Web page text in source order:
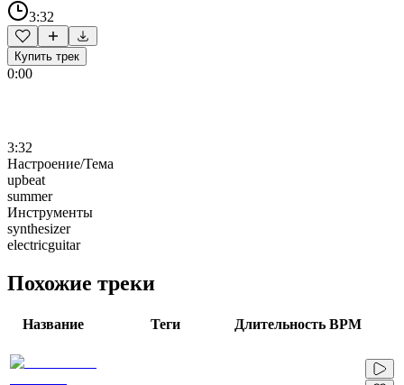
3:32
Купить трек
0:00
3:32
Настроение/Тема
upbeat
summer
Инструменты
synthesizer
electricguitar
Похожие треки
Название Теги Длительность BPM